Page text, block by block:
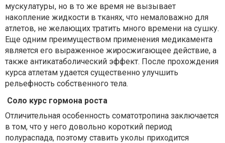
мускулатуры, но в то же время не вызывает
накопление жидкости в тканях, что немаловажно для
атлетов, не желающих тратить много времени на сушку.
Еще одним преимуществом применения медикамента
является его выраженное жиросжигающее действие, а
также антикатаболический эффект. После прохождения
курса атлетам удается существенно улучшить
рельефность собственного тела.
Соло курс гормона роста
Отличительная особенность соматотропина заключается
в том, что у него довольно короткий период
полураспада, поэтому ставить уколы приходится